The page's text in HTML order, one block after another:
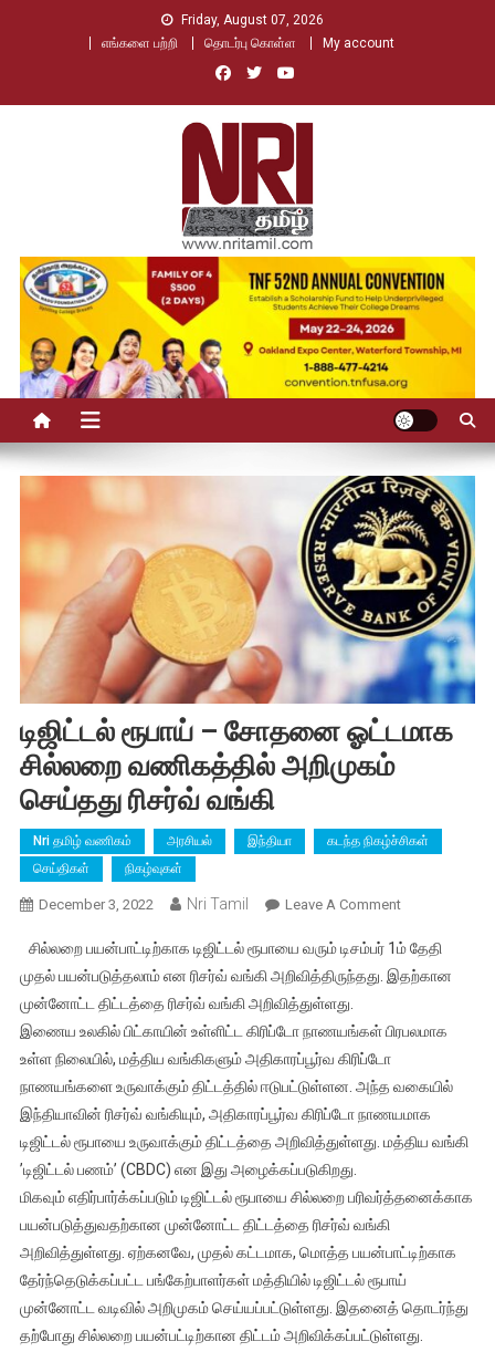
Friday, August 07, 2026
எங்களை பற்றி
தொடர்பு கொள்ள My account
Nri Tamil
உலக தமிழர்களின் உரத்த குரல்
டிஜிட்டல் ரூபாய் – சோதனை ஓட்டமாக
சில்லறை வணிகத்தில் அறிமுகம்
செய்தது ரிசர்வ் வங்கி
Nri தமிழ் வணிகம் அரசியல் இந்தியா
கடந்த நிகழ்ச்சிகள்
செய்திகள்
நிகழ்வுகள்
December 3, 2022 Nri Tamil Leave A CommentOn
ரூபாய்
–
ஓட்டமாக
வணிகத்தில்
செய்தது
சில்லறை பயன்பாட்டிற்காக டிஜிட்டல் ரூபாயை வரும் டிசம்பர் 1ம் தேதி
முதல் பயன்படுத்தலாம் என ரிசர்வ் வங்கி அறிவித்திருந்தது. இதற்கான
முன்னோட்ட திட்டத்தை ரிசர்வ் வங்கி அறிவித்துள்ளது.
இணைய உலகில் பிட்காயின் உள்ளிட்ட கிரிப்டோ நாணயங்கள் பிரபலமாக
உள்ள நிலையில், மத்திய வங்கிகளும் அதிகாரப்பூர்வ கிரிப்டோ
நாணயங்களை உருவாக்கும் திட்டத்தில் ஈடுபட்டுள்ளன. அந்த வகையில்
இந்தியாவின் ரிசர்வ் வங்கியும், அதிகாரப்பூர்வ கிரிப்டோ நாணயமாக
டிஜிட்டல் ரூபாயை உருவாக்கும் திட்டத்தை அறிவித்துள்ளது. மத்திய வங்கி
’டிஜிட்டல் பணம்’ (CBDC) என இது அழைக்கப்படுகிறது.
மிகவும் எதிர்பார்க்கப்படும் டிஜிட்டல் ரூபாயை சில்லறை பரிவர்த்தனைக்காக
பயன்படுத்துவதற்கான முன்னோட்ட திட்டத்தை ரிசர்வ் வங்கி
அறிவித்துள்ளது. ஏற்கனவே, முதல் கட்டமாக, மொத்த பயன்பாட்டிற்காக
தேர்ந்தெடுக்கப்பட்ட பங்கேற்பாளர்கள் மத்தியில் டிஜிட்டல் ரூபாய்
முன்னோட்ட வடிவில் அறிமுகம் செய்யப்பட்டுள்ளது. இதனைத் தொடர்ந்து
தற்போது சில்லறை பயன்பட்டிற்கான திட்டம் அறிவிக்கப்பட்டுள்ளது.